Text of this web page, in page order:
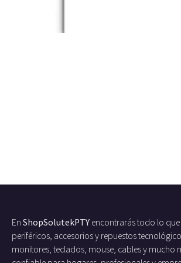
En ShopSolutekPTY encontrarás todo lo
periféricos, accesorios y repuestos
monitores, teclados, mouse, cables y mucho